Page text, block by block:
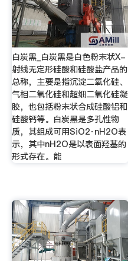
白炭黑_白炭黑是白色粉末状X-
射线无定形硅酸和硅酸盐产品的
总称，主要是指沉淀二氧化硅、
气相二氧化硅和超细二氧化硅凝
胶，也包括粉末状合成硅酸铝和
硅酸钙等。白炭黑是多孔性物
质，其组成可用SiO2·nH2O表
示，其中nH2O是以表面羟基的
形式存在。能